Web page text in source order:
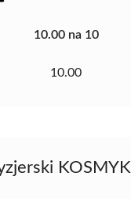
10.00 na 10
10.00
KOSMYK